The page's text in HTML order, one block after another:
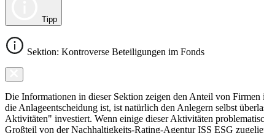
Tipp
Sektion: Kontroverse Beteiligungen im Fonds
Die Informationen in dieser Sektion zeigen den Anteil von
die Anlageentscheidung ist, ist natürlich den Anlegern selbst
Aktivitäten" investiert. Wenn einige dieser Aktivitäten
Großteil von der Nachhaltigkeits-Rating-Agentur ISS ESG